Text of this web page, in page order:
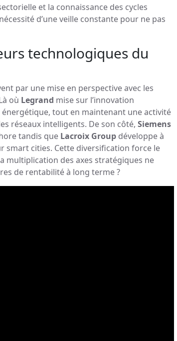
et la connaissance des cycles
d’une veille constante pour ne pas
technologiques du
par une mise en perspective avec les
où Legrand mise sur l’innovation
tout en maintenant une activité
réseaux intelligents. De son côté, Siemens
tandis que Lacroix Group développe à
smart cities. Cette diversification force le
multiplication des axes stratégiques ne
de rentabilité à long terme ?